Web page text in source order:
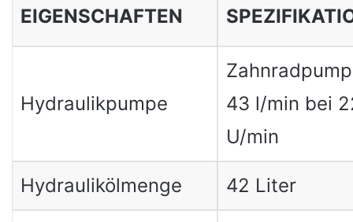
EIGENSCHAFTEN
Hydraulikpumpe
43 l/min bei
U/min
Hydraulikölmenge 42 Liter